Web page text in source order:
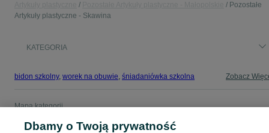
Pozostałe
Artykuły plastyczne - Skawina
KATEGORIA
bidon szkolny, worek na obuwie, śniadaniówka szkolna Zobacz
Mapa kategorii
Mapa miejscowości
Dbamy o Twoją prywatność